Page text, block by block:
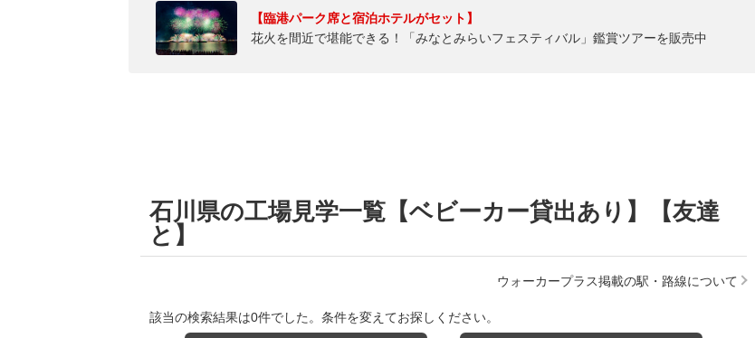
【臨港パーク席と宿泊ホテルがセット】
花火を間近で堪能できる！「みなとみらいフェスティバル」鑑賞ツアーを販売中
石川県の工場見学一覧【ベビーカー貸出あり】【友達
と】
ウォーカープラス掲載の駅・路線について
該当の検索結果は0件でした。条件を変えてお探しください。